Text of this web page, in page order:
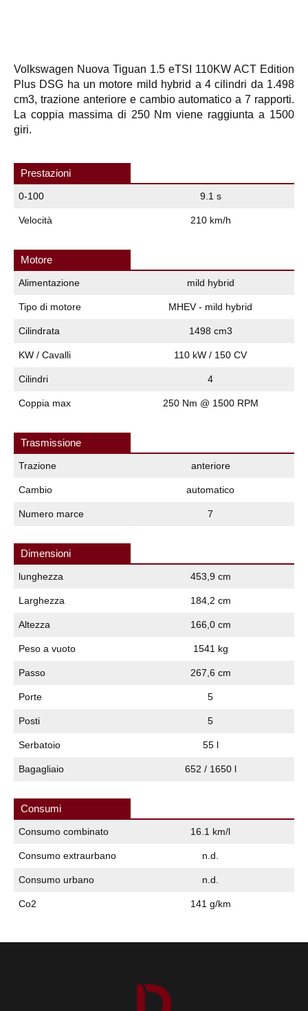
Volkswagen Nuova Tiguan 1.5 eTSI 110KW ACT Edition
Plus DSG ha un motore mild hybrid a 4 cilindri da 1.498
cm3, trazione anteriore e cambio automatico a 7 rapporti.
La coppia massima di 250 Nm viene raggiunta a 1500
giri.
Prestazioni
0-100 9.1 s
Velocità 210 km/h
Motore
Alimentazione mild hybrid
Tipo di motore MHEV - mild hybrid
Cilindrata 1498 cm3
KW / Cavalli 110 kW / 150 CV
Cilindri 4
Coppia max 250 Nm @ 1500 RPM
Trasmissione
Trazione anteriore
Cambio automatico
Numero marce 7
Dimensioni
lunghezza 453,9 cm
Larghezza 184,2 cm
Altezza 166,0 cm
Peso a vuoto 1541 kg
Passo 267,6 cm
Porte 5
Posti 5
Serbatoio 55 l
Bagagliaio 652 / 1650 l
Consumi
Consumo combinato 16.1 km/l
Consumo extraurbano n.d.
Consumo urbano n.d.
Co2 141 g/km